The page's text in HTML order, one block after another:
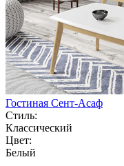
Гостиная Сент-Асаф
Стиль:
Классический
Цвет:
Белый